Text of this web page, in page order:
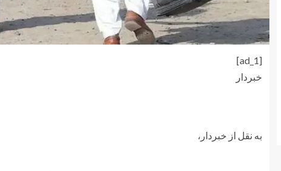
[ad_1]
خبردار
به نقل از خبردار،